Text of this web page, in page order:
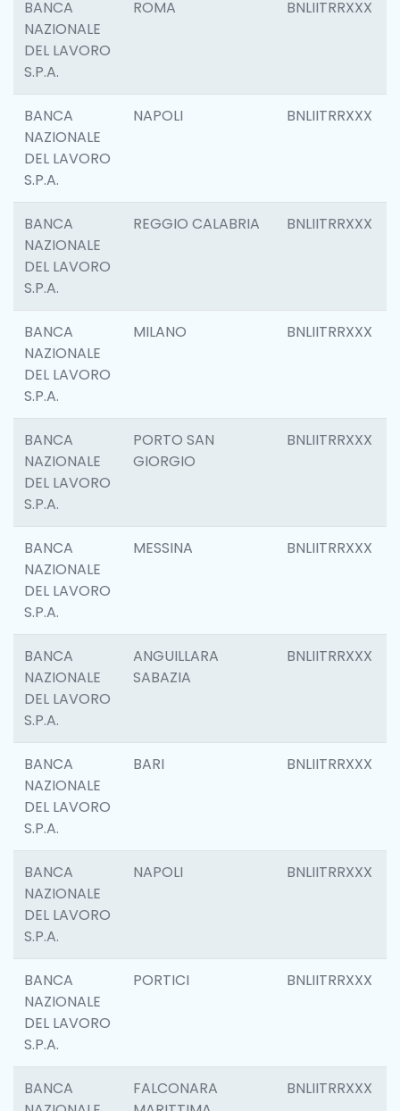
BANCA
NAZIONALE
DEL LAVORO
S.P.A.
ROMA BNLIITRRXXX
BANCA
NAZIONALE
DEL LAVORO
S.P.A.
NAPOLI BNLIITRRXXX
BANCA
NAZIONALE
DEL LAVORO
S.P.A.
REGGIO CALABRIA BNLIITRRXXX
BANCA
NAZIONALE
DEL LAVORO
S.P.A.
MILANO BNLIITRRXXX
BANCA
NAZIONALE
DEL LAVORO
S.P.A.
PORTO SAN
GIORGIO
BNLIITRRXXX
BANCA
NAZIONALE
DEL LAVORO
S.P.A.
MESSINA BNLIITRRXXX
BANCA
NAZIONALE
DEL LAVORO
S.P.A.
ANGUILLARA
SABAZIA
BNLIITRRXXX
BANCA
NAZIONALE
DEL LAVORO
S.P.A.
BARI BNLIITRRXXX
BANCA
NAZIONALE
DEL LAVORO
S.P.A.
NAPOLI BNLIITRRXXX
BANCA
NAZIONALE
DEL LAVORO
S.P.A.
PORTICI BNLIITRRXXX
BANCA
FALCONARA
BNLIITRRXXX